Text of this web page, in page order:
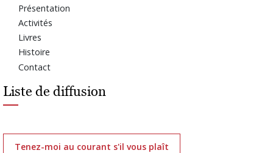
Présentation
Activités
Livres
Histoire
Contact
Liste de diffusion
Tenez-moi au courant s'il vous plaît